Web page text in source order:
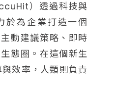
）透過科技與
於為企業打造一個
動建議策略、即時
態圈。在這個新生
效率，人類則負責